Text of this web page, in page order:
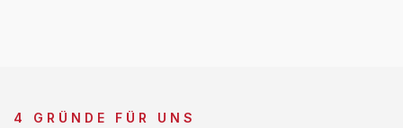
4 GRÜNDE FÜR UNS